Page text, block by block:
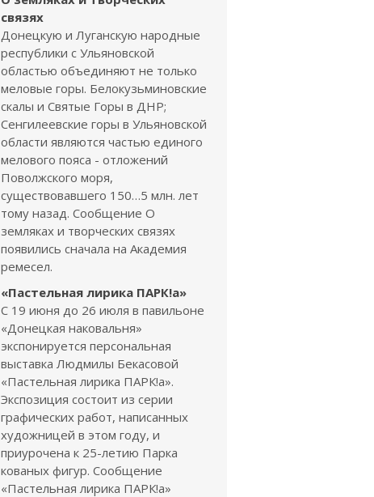
связях
Донецкую и Луганскую народные
республики с Ульяновской
областью объединяют не только
меловые горы. Белокузьминовские
скалы и Святые Горы в ДНР;
Сенгилеевские горы в Ульяновской
области являются частью единого
мелового пояса - отложений
Поволжского моря,
существовавшего 150…5 млн. лет
тому назад. Сообщение О
земляках и творческих связях
появились сначала на Академия
ремесел.
«Пастельная лирика ПАРК!а»
С 19 июня до 26 июля в павильоне
«Донецкая наковальня»
экспонируется персональная
выставка Людмилы Бекасовой
«Пастельная лирика ПАРК!а».
Экспозиция состоит из серии
графических работ, написанных
художницей в этом году, и
приурочена к 25-летию Парка
кованых фигур. Сообщение
«Пастельная лирика ПАРК!а»